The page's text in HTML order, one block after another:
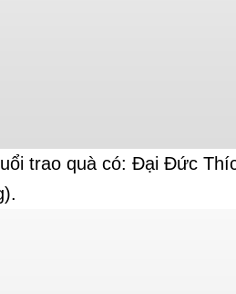
trao quà có: Đại Đức